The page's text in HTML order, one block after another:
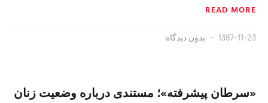
READ MORE
1397-11-23 بدون دیدگاه
«سرطان پیشرفته»؛ مستندی درباره‌ وضعیت زنان